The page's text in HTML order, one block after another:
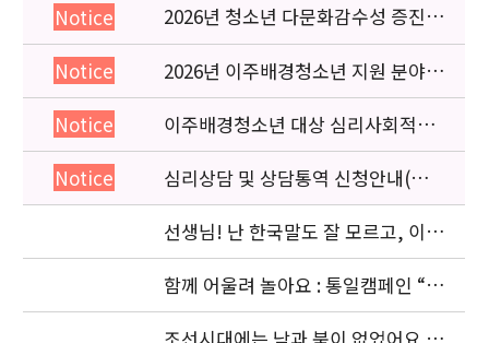
Notice
2026년 청소년 다문화감수성 증진
프로그램 「다가감」신청기관 안내
Notice
2026년 이주배경청소년 지원 분야
종사자 역량강화 교육 일정 안내
Notice
이주배경청소년 대상 심리사회적응
검사 연수동영상 개편 안내
Notice
심리상담 및 상담통역 신청안내(의뢰
서첨부)
선생님! 난 한국말도 잘 모르고, 이젠
몽골말도 잘 모르겠어요: 이주청소년
관련
함께 어울려 놀아요 : 통일캠페인 “얼
싸안고” 공동주최 (2006. 11.5)